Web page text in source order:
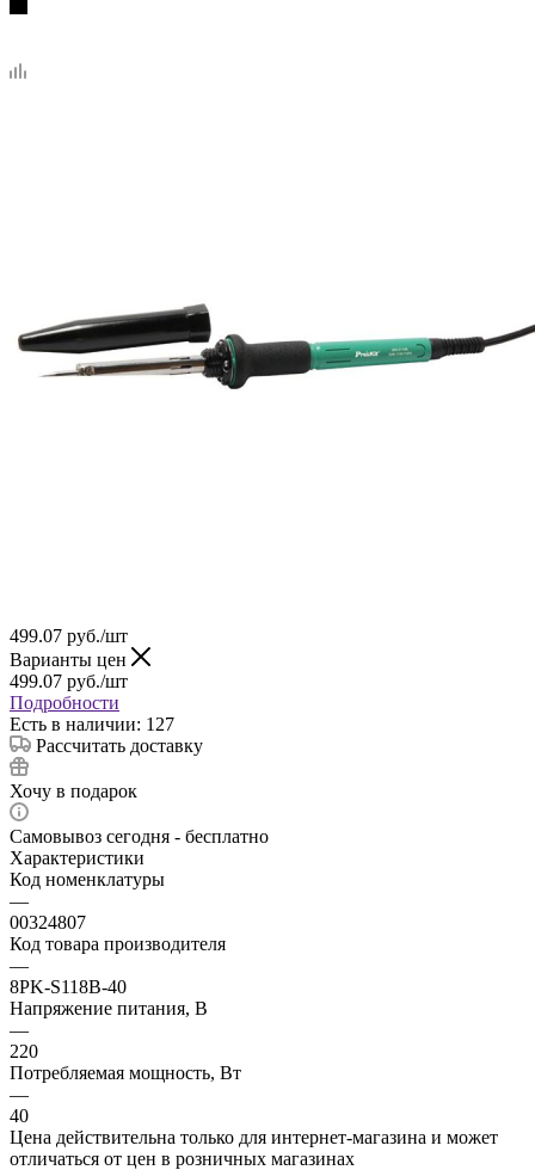
499.07 руб./шт
Варианты цен
499.07 руб./шт
Подробности
Есть в наличии: 127
Рассчитать доставку
Хочу в подарок
Самовывоз сегодня - бесплатно
Характеристики
Код номенклатуры
—
00324807
Код товара производителя
—
8PK-S118B-40
Напряжение питания, В
—
220
Потребляемая мощность, Вт
—
40
Цена действительна только для интернет-магазина и может
отличаться от цен в розничных магазинах